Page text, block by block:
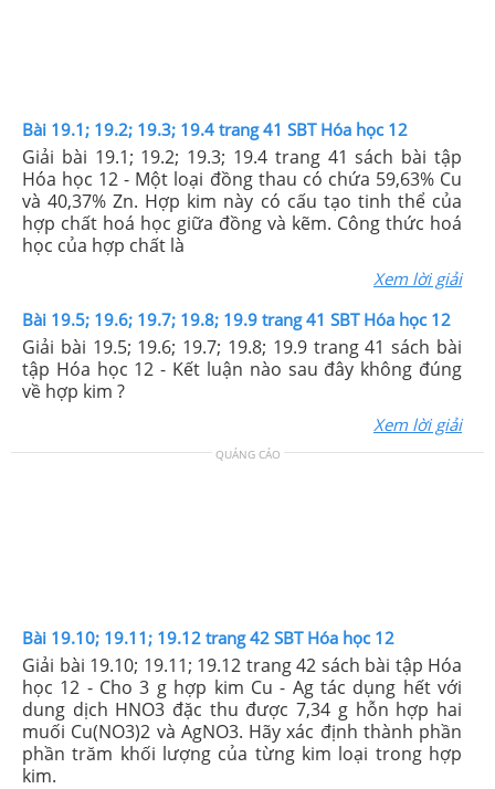
Bài 19.1; 19.2; 19.3; 19.4 trang 41 SBT Hóa học 12
Giải bài 19.1; 19.2; 19.3; 19.4 trang 41 sách bài tập
Hóa học 12 - Một loại đồng thau có chứa 59,63% Cu
và 40,37% Zn. Hợp kim này có cấu tạo tinh thể của
hợp chất hoá học giữa đồng và kẽm. Công thức hoá
học của hợp chất là
Xem lời giải
Bài 19.5; 19.6; 19.7; 19.8; 19.9 trang 41 SBT Hóa học 12
Giải bài 19.5; 19.6; 19.7; 19.8; 19.9 trang 41 sách bài
tập Hóa học 12 - Kết luận nào sau đây không đúng
về hợp kim ?
Xem lời giải
QUẢNG CÁO
Bài 19.10; 19.11; 19.12 trang 42 SBT Hóa học 12
Giải bài 19.10; 19.11; 19.12 trang 42 sách bài tập Hóa
học 12 - Cho 3 g hợp kim Cu - Ag tác dụng hết với
dung dịch HNO3 đặc thu được 7,34 g hỗn hợp hai
muối Cu(NO3)2 và AgNO3. Hãy xác định thành phần
phần trăm khối lượng của từng kim loại trong hợp
kim.